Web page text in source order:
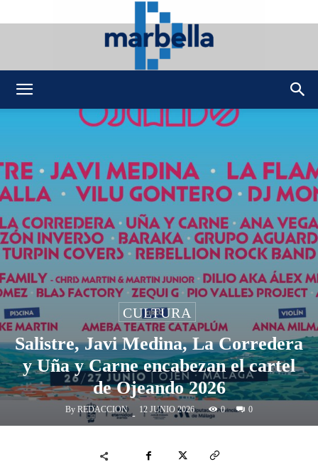
CULTURA
Salistre, Javi Medina, La Corredera
y Uña y Carne encabezan el cartel
de Ojeando 2026
By REDACCION - 12 JUNIO 2026 0 0